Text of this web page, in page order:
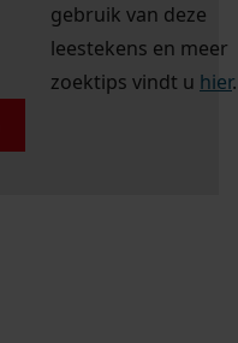
gebruik van deze
leestekens en meer
zoektips vindt u hier.